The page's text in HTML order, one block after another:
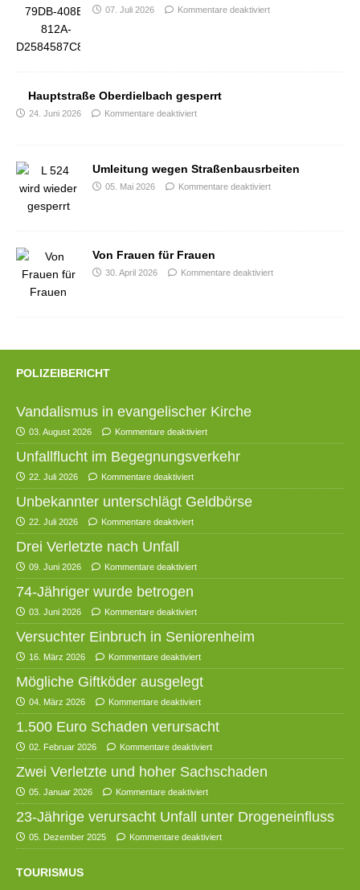
07. Juli 2026 Kommentare deaktiviert
Hauptstraße Oberdielbach gesperrt
24. Juni 2026 Kommentare deaktiviert
Umleitung wegen Straßenbausrbeiten
05. Mai 2026 Kommentare deaktiviert
Von Frauen für Frauen
30. April 2026 Kommentare deaktiviert
POLIZEIBERICHT
Vandalismus in evangelischer Kirche
03. August 2026 Kommentare deaktiviert
Unfallflucht im Begegnungsverkehr
22. Juli 2026 Kommentare deaktiviert
Unbekannter unterschlägt Geldbörse
22. Juli 2026 Kommentare deaktiviert
Drei Verletzte nach Unfall
09. Juni 2026 Kommentare deaktiviert
74-Jähriger wurde betrogen
03. Juni 2026 Kommentare deaktiviert
Versuchter Einbruch in Seniorenheim
16. März 2026 Kommentare deaktiviert
Mögliche Giftköder ausgelegt
04. März 2026 Kommentare deaktiviert
1.500 Euro Schaden verursacht
02. Februar 2026 Kommentare deaktiviert
Zwei Verletzte und hoher Sachschaden
05. Januar 2026 Kommentare deaktiviert
23-Jährige verursacht Unfall unter Drogeneinfluss
05. Dezember 2025 Kommentare deaktiviert
TOURISMUS